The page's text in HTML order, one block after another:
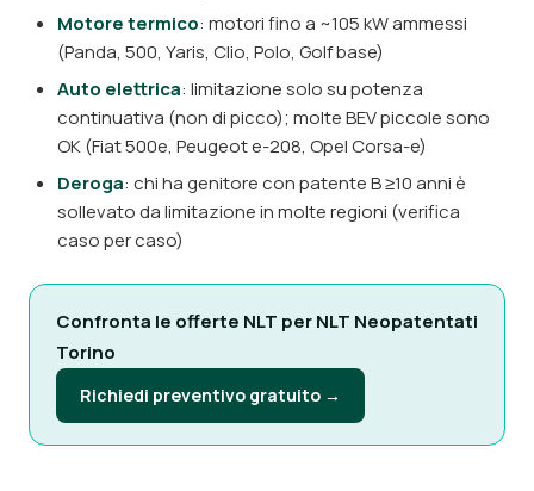
Motore termico: motori fino a ~105 kW ammessi
(Panda, 500, Yaris, Clio, Polo, Golf base)
Auto elettrica: limitazione solo su potenza
continuativa (non di picco); molte BEV piccole sono
OK (Fiat 500e, Peugeot e-208, Opel Corsa-e)
Deroga: chi ha genitore con patente B ≥10 anni è
sollevato da limitazione in molte regioni (verifica
caso per caso)
Confronta le offerte NLT per NLT Neopatentati
Torino
Richiedi preventivo gratuito →